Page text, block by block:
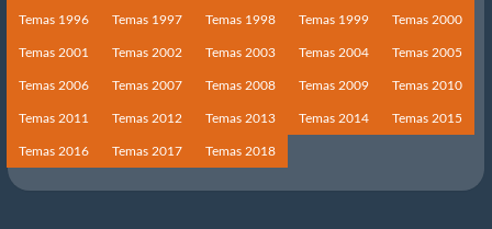
Temas 1996 Temas 1997 Temas 1998 Temas 1999 Temas 2000
Temas 2001 Temas 2002 Temas 2003 Temas 2004 Temas 2005
Temas 2006 Temas 2007 Temas 2008 Temas 2009 Temas 2010
Temas 2011 Temas 2012 Temas 2013 Temas 2014 Temas 2015
Temas 2016 Temas 2017 Temas 2018